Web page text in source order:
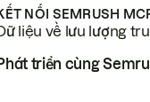
NỐI SEMRUSH
liệu về lưu lượng
triển cùng